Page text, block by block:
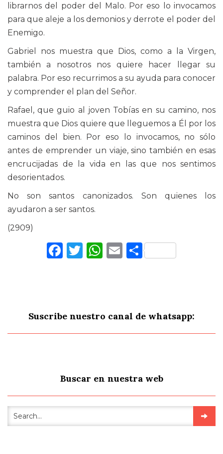
librarnos del poder del Malo. Por eso lo invocamos
para que aleje a los demonios y derrote el poder del
Enemigo.
Gabriel nos muestra que Dios, como a la Virgen,
también a nosotros nos quiere hacer llegar su
palabra. Por eso recurrimos a su ayuda para conocer
y comprender el plan del Señor.
Rafael, que guio al joven Tobías en su camino, nos
muestra que Dios quiere que lleguemos a Él por los
caminos del bien. Por eso lo invocamos, no sólo
antes de emprender un viaje, sino también en esas
encrucijadas de la vida en las que nos sentimos
desorientados.
No son santos canonizados. Son quienes los
ayudaron a ser santos.
(2909)
Facebook
Twitter
WhatsApp
Email
Suscribe nuestro canal de whatsapp:
Buscar en nuestra web